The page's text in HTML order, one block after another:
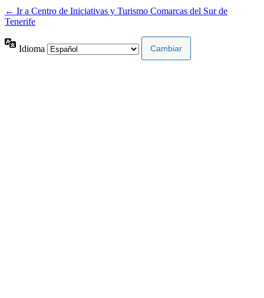
← Ir a Centro de Iniciativas y Turismo Comarcas del Sur de
Tenerife
Idioma